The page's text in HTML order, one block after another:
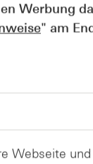
das Verhältnis
der USA mit
Zone und
Woche für den
US-
Dot-Plot des
Zukunft stehen
Werbung
" am
Webseite